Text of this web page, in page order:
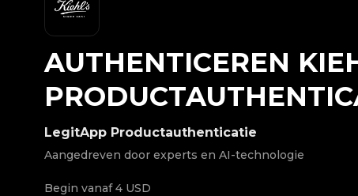
LegitApp Productauthenticatie
Aangedreven door experts en AI-technologie
Begin vanaf4 USD
AUTHENTICEREN